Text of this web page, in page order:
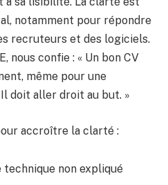
notamment pour répondre
recruteurs et des logiciels.
nous confie : « Un bon CV
même pour une
doit aller droit au but. »
accroître la clarté :
non expliqué